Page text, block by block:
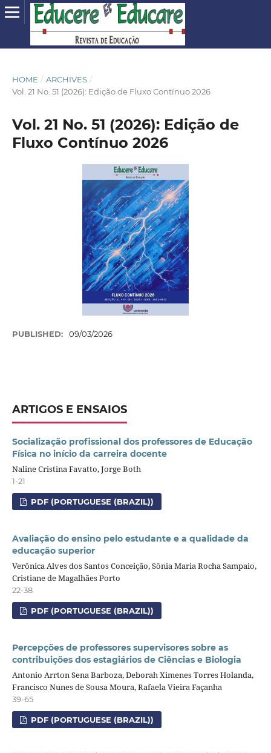
HOME / ARCHIVES /
Vol. 21 No. 51 (2026): Edição de Fluxo Contínuo 2026
Vol. 21 No. 51 (2026): Edição de
Fluxo Contínuo 2026
PUBLISHED: 09/03/2026
ARTIGOS E ENSAIOS
Socialização profissional dos professores de Educação
Física no início da carreira docente
Naline Cristina Favatto, Jorge Both
1-21
PDF (PORTUGUESE (BRAZIL))
Avaliação do ensino pelo estudante e a qualidade da
educação superior
Verônica Alves dos Santos Conceição, Sônia Maria Rocha Sampaio,
Cristiane de Magalhães Porto
22-38
PDF (PORTUGUESE (BRAZIL))
Percepções de professores supervisores sobre as
contribuições dos estagiários de Ciências e Biologia
Antonio Arrton Sena Barboza, Deborah Ximenes Torres Holanda,
Francisco Nunes de Sousa Moura, Rafaela Vieira Façanha
39-65
PDF (PORTUGUESE (BRAZIL))